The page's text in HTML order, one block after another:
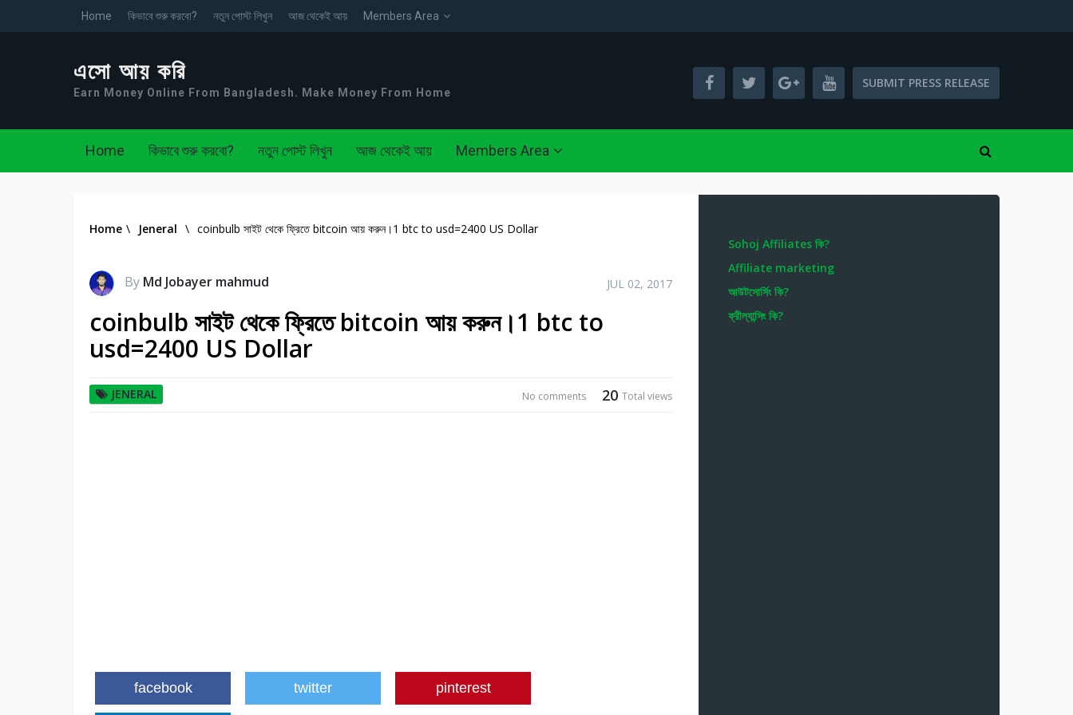
Home কিভাবে শুরু করবো? নতুন পোস্ট লিখুন আজ থেকেই আয় Members Area
এসো আয় করি
Earn Money Online From Bangladesh. Make Money From Home
SUBMIT PRESS RELEASE
Home কিভাবে শুরু করবো? নতুন পোস্ট লিখুন আজ থেকেই আয় Members Area
Home \ Jeneral \ coinbulb সাইট থেকে ফ্রিতে bitcoin আয় করুন।1 btc to usd=2400 US Dollar
By Md Jobayer mahmud JUL 02, 2017
coinbulb সাইট থেকে ফ্রিতে bitcoin আয় করুন।1 btc to
usd=2400 US Dollar
JENERAL 20 Total views
No comments
facebook twitter pinterest
Sohoj Affiliates কি?
Affiliate marketing
আউটসোর্সিং কি?
ফ্রীল্যান্সিং কি?